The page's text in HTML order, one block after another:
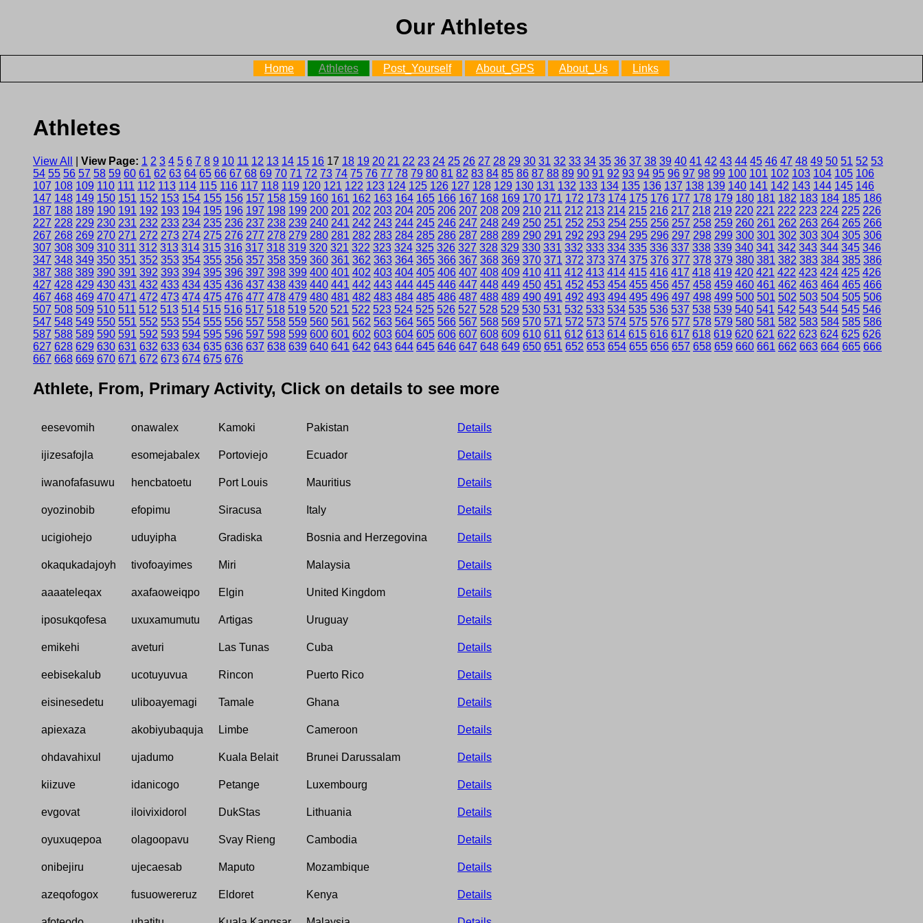
Our Athletes
Home Athletes Post_Yourself About_GPS About_Us Links
Athletes
View All View Page: 1 2 3 4 5 6 7 8 9 10 11 12 13 14 15 16 17 18 19 20 21 22 23 24 25 26 27 28 29 30 31 32 33 34 35 36 37 38 39 40 41 42 43 44 45 46 47 48 49 50 51 52 53
54 55 56 57 58 59 60 61 62 63 64 65 66 67 68 69 70 71 72 73 74 75 76 77 78 79 80 81 82 83 84 85 86 87 88 89 90 91 92 93 94 95 96 97 98 99 100 101 102 103 104 105 106
107 108 109 110 111 112 113 114 115 116 117 118 119 120 121 122 123 124 125 126 127 128 129 130 131 132 133 134 135 136 137 138 139 140 141 142 143 144 145 146
147 148 149 150 151 152 153 154 155 156 157 158 159 160 161 162 163 164 165 166 167 168 169 170 171 172 173 174 175 176 177 178 179 180 181 182 183 184 185 186
187 188 189 190 191 192 193 194 195 196 197 198 199 200 201 202 203 204 205 206 207 208 209 210 211 212 213 214 215 216 217 218 219 220 221 222 223 224 225 226
227 228 229 230 231 232 233 234 235 236 237 238 239 240 241 242 243 244 245 246 247 248 249 250 251 252 253 254 255 256 257 258 259 260 261 262 263 264 265 266
267 268 269 270 271 272 273 274 275 276 277 278 279 280 281 282 283 284 285 286 287 288 289 290 291 292 293 294 295 296 297 298 299 300 301 302 303 304 305 306
307 308 309 310 311 312 313 314 315 316 317 318 319 320 321 322 323 324 325 326 327 328 329 330 331 332 333 334 335 336 337 338 339 340 341 342 343 344 345 346
347 348 349 350 351 352 353 354 355 356 357 358 359 360 361 362 363 364 365 366 367 368 369 370 371 372 373 374 375 376 377 378 379 380 381 382 383 384 385 386
387 388 389 390 391 392 393 394 395 396 397 398 399 400 401 402 403 404 405 406 407 408 409 410 411 412 413 414 415 416 417 418 419 420 421 422 423 424 425 426
427 428 429 430 431 432 433 434 435 436 437 438 439 440 441 442 443 444 445 446 447 448 449 450 451 452 453 454 455 456 457 458 459 460 461 462 463 464 465 466
467 468 469 470 471 472 473 474 475 476 477 478 479 480 481 482 483 484 485 486 487 488 489 490 491 492 493 494 495 496 497 498 499 500 501 502 503 504 505 506
507 508 509 510 511 512 513 514 515 516 517 518 519 520 521 522 523 524 525 526 527 528 529 530 531 532 533 534 535 536 537 538 539 540 541 542 543 544 545 546
547 548 549 550 551 552 553 554 555 556 557 558 559 560 561 562 563 564 565 566 567 568 569 570 571 572 573 574 575 576 577 578 579 580 581 582 583 584 585 586
587 588 589 590 591 592 593 594 595 596 597 598 599 600 601 602 603 604 605 606 607 608 609 610 611 612 613 614 615 616 617 618 619 620 621 622 623 624 625 626
627 628 629 630 631 632 633 634 635 636 637 638 639 640 641 642 643 644 645 646 647 648 649 650 651 652 653 654 655 656 657 658 659 660 661 662 663 664 665 666
667 668 669 670 671 672 673 674 675 676
Athlete, From, Primary Activity, Click on details to see more
eesevomih onawalex Kamoki Pakistan Details
ijizesafojla esomejabalex Portoviejo Ecuador Details
iwanofafasuwu hencbatoetu Port Louis Mauritius Details
oyozinobib efopimu Siracusa Italy Details
ucigiohejo uduyipha Gradiska Bosnia and Herzegovina Details
okaqukadajoyh tivofoayimes Miri Malaysia Details
aaaateleqax axafaoweiqpo Elgin United Kingdom Details
iposukqofesa uxuxamumutu Artigas Uruguay Details
emikehi aveturi Las Tunas Cuba Details
eebisekalub ucotuyuvua Rincon Puerto Rico Details
eisinesedetu uliboayemagi Tamale Ghana Details
apiexaza akobiyubaquja Limbe Cameroon Details
ohdavahixul ujadumo Kuala Belait Brunei Darussalam Details
kiizuve idanicogo Petange Luxembourg Details
evgovat iloivixidorol DukStas Lithuania Details
oyuxuqepoa olagoopavu Svay Rieng Cambodia Details
onibejiru ujecaesab Maputo Mozambique Details
azeqofogox fusuowereruz Eldoret Kenya Details